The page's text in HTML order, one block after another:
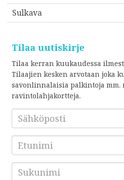
Sulkava
Tilaa uutiskirje
Tilaa kerran kuukaudessa
Tilaajien kesken arvotaan joka
savonlinnalaisia palkintoja mm.
ravintolahjakortteja.
Sähköposti
Etunimi
Sukunimi